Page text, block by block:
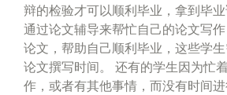
辩的检验才可以顺利毕业，拿到毕
通过论文辅导来帮忙自己的论文写
论文，帮助自己顺利毕业，这些学
论文撰写时间。 还有的学生因为忙
作，或者有其他事情，而没有时间